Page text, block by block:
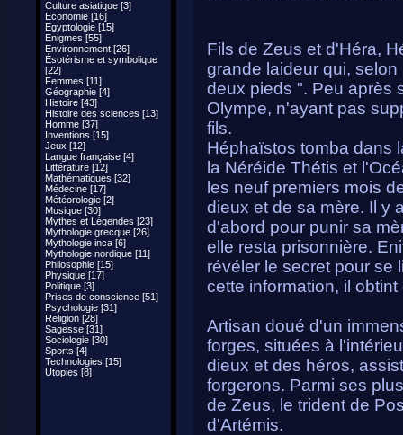
Culture asiatique [3]
Economie [16]
Egyptologie [15]
Enigmes [55]
Environnement [26]
Ésotérisme et symbolique
[22]
Femmes [11]
Géographie [4]
Histoire [43]
Histoire des sciences [13]
Homme [37]
Inventions [15]
Jeux [12]
Langue française [4]
Littérature [12]
Mathématiques [32]
Médecine [17]
Météorologie [2]
Musique [30]
Mythes et Légendes [23]
Mythologie grecque [26]
Mythologie inca [6]
Mythologie nordique [11]
Philosophie [15]
Physique [17]
Politique [3]
Prises de conscience [51]
Psychologie [31]
Religion [28]
Sagesse [31]
Sociologie [30]
Sports [4]
Technologies [15]
Utopies [8]
Fils de Zeus et d'Héra,
grande laideur qui,
deux pieds ". Peu après
Olympe, n'ayant pas
fils.
Héphaïstos tomba dans
la Néréide Thétis et
les neuf premiers mois
dieux et de sa mère. Il y
d'abord pour punir sa
elle resta prisonnière.
révéler le secret pour se
cette information, il
Artisan doué d'un
forges, situées à
dieux et des héros,
forgerons. Parmi ses
de Zeus, le trident de
d'Artémis.